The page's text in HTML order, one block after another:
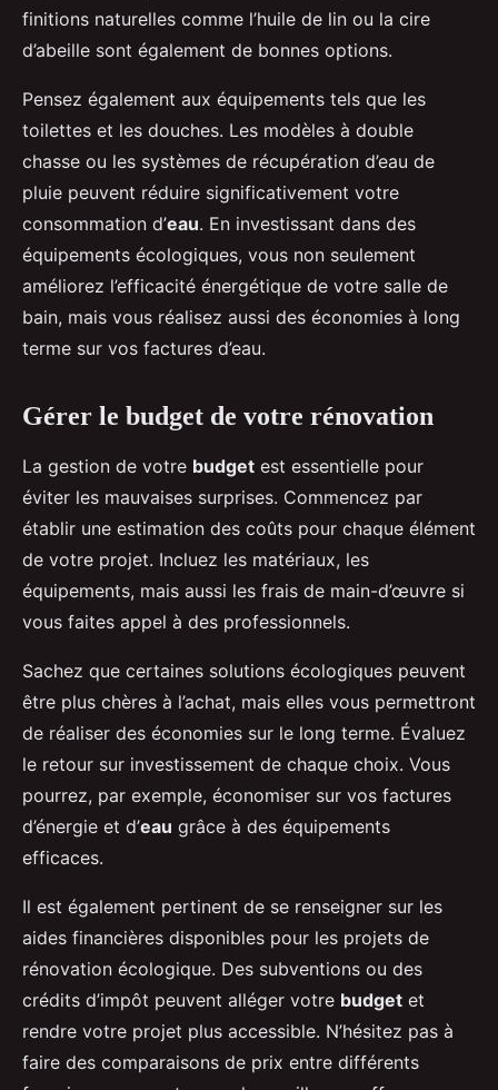
finitions naturelles comme l’huile de lin ou la cire
d’abeille sont également de bonnes options.
Pensez également aux équipements tels que les
toilettes et les douches. Les modèles à double
chasse ou les systèmes de récupération d’eau de
pluie peuvent réduire significativement votre
consommation d’eau. En investissant dans des
équipements écologiques, vous non seulement
améliorez l’efficacité énergétique de votre salle de
bain, mais vous réalisez aussi des économies à long
terme sur vos factures d’eau.
Gérer le budget de votre rénovation
La gestion de votre budget est essentielle pour
éviter les mauvaises surprises. Commencez par
établir une estimation des coûts pour chaque élément
de votre projet. Incluez les matériaux, les
équipements, mais aussi les frais de main-d’œuvre si
vous faites appel à des professionnels.
Sachez que certaines solutions écologiques peuvent
être plus chères à l’achat, mais elles vous permettront
de réaliser des économies sur le long terme. Évaluez
le retour sur investissement de chaque choix. Vous
pourrez, par exemple, économiser sur vos factures
d’énergie et d’eau grâce à des équipements
efficaces.
Il est également pertinent de se renseigner sur les
aides financières disponibles pour les projets de
rénovation écologique. Des subventions ou des
crédits d’impôt peuvent alléger votre budget et
rendre votre projet plus accessible. N’hésitez pas à
faire des comparaisons de prix entre différents